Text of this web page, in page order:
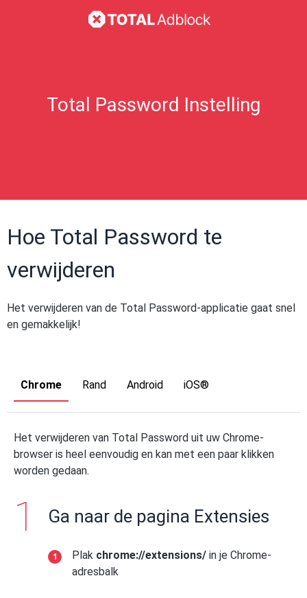
Total Password Instelling
Hoe Total Password te
verwijderen
Het verwijderen van de Total Password-applicatie gaat snel
en gemakkelijk!
Chrome Rand Android iOS®
Het verwijderen van Total Password uit uw Chrome-
browser is heel eenvoudig en kan met een paar klikken
worden gedaan.
Ga naar de pagina Extensies
Plak chrome://extensions/ in je Chrome-
adresbalk